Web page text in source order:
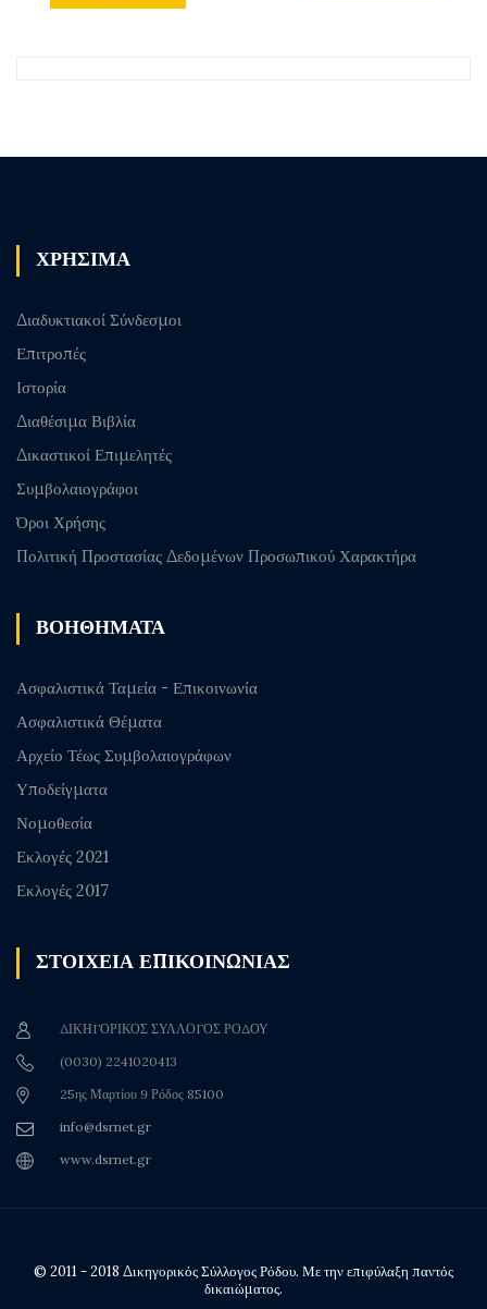
ΧΡΗΣΙΜΑ
Διαδυκτιακοί Σύνδεσμοι
Επιτροπές
Ιστορία
Διαθέσιμα Βιβλία
Δικαστικοί Επιμελητές
Συμβολαιογράφοι
Όροι Χρήσης
Πολιτική Προστασίας Δεδομένων Προσωπικού Χαρακτήρα
ΒΟΗΘΗΜΑΤΑ
Ασφαλιστικά Ταμεία - Επικοινωνία
Ασφαλιστικά Θέματα
Αρχείο Τέως Συμβολαιογράφων
Υποδείγματα
Νομοθεσία
Εκλογές 2021
Εκλογές 2017
ΣΤΟΙΧΕΙΑ ΕΠΙΚΟΙΝΩΝΙΑΣ
ΔΙΚΗΓΟΡΙΚΟΣ ΣΥΛΛΟΓΟΣ ΡΟΔΟΥ
(0030) 2241020413
25ης Μαρτίου 9 Ρόδος 85100
info@dsrnet.gr
www.dsrnet.gr
© 2011 - 2018 Δικηγορικός Σύλλογος Ρόδου. Με την επιφύλαξη παντός
δικαιώματος.